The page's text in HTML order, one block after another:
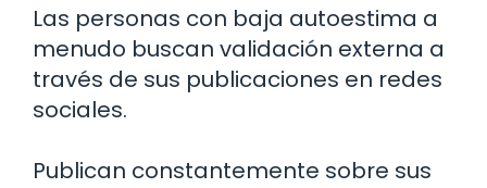
Las personas con baja autoestima a
menudo buscan validación externa a
través de sus publicaciones en redes
sociales.
Publican constantemente sobre sus